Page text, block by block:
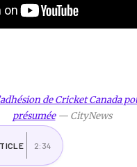
de Cricket Canada
présumée— CityNews
2:34